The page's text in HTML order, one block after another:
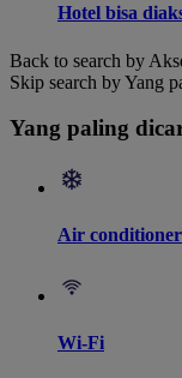
Hotel bisa
Back to search by
Skip search by Yang
Yang paling
Air conditioner
Wi-Fi